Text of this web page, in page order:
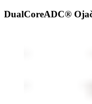
DualCoreADC®